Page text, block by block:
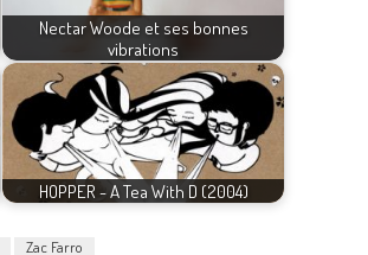
Nectar Woode et ses bonnes
vibrations
HOPPER - A Tea With D (2004)
Zac Farro